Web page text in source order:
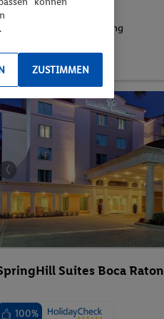
Flug,
Ohne Verpflegung
Parkplatz
Suites Boca Raton
100%
.
ZUSTIMMEN